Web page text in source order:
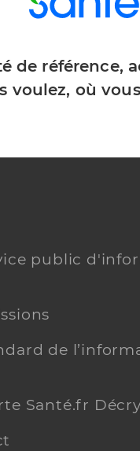
de référence,
voulez, où
public
de
Santé.fr